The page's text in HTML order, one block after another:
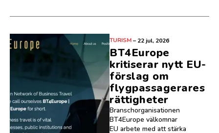
TURISM– 22 jul, 2026
BT4Europe
kritiserar nytt EU-
förslag om
flygpassagerares
rättigheter
Branschorganisationen
BT4Europe välkomnar
EU arbete med att stärka